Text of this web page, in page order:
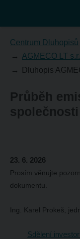
Centrum Dluhopisů
AGMECO LT
Dluhopis
Průběh
společnosti
23. 6. 2026
Prosím věnujte
dokumentu.
Ing. Karel Prokeš,
Sdělení